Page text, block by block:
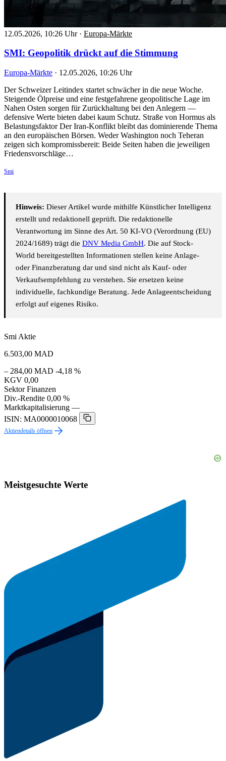
12.05.2026, 10:26 Uhr · Europa-Märkte
SMI: Geopolitik drückt auf die Stimmung
Europa-Märkte · 12.05.2026, 10:26 Uhr
Der Schweizer Leitindex startet schwächer in die neue Woche.
Steigende Ölpreise und eine festgefahrene geopolitische Lage im
Nahen Osten sorgen für Zurückhaltung bei den Anlegern —
defensive Werte bieten dabei kaum Schutz. Straße von Hormus als
Belastungsfaktor Der Iran-Konflikt bleibt das dominierende Thema
an den europäischen Börsen. Weder Washington noch Teheran
zeigen sich kompromissbereit: Beide Seiten haben die jeweiligen
Friedensvorschläge…
Smi
Hinweis: Dieser Artikel wurde mithilfe Künstlicher Intelligenz
erstellt und redaktionell geprüft. Die redaktionelle
Verantwortung im Sinne des Art. 50 KI-VO (Verordnung (EU)
2024/1689) trägt die DNV Media GmbH. Die auf Stock-
World bereitgestellten Informationen stellen keine Anlage-
oder Finanzberatung dar und sind nicht als Kauf- oder
Verkaufsempfehlung zu verstehen. Sie ersetzen keine
individuelle, fachkundige Beratung. Jede Anlageentscheidung
erfolgt auf eigenes Risiko.
Smi Aktie
6.503,00 MAD
– 284,00 MAD -4,18 %
KGV 0,00
Sektor Finanzen
Div.-Rendite 0,00 %
Marktkapitalisierung —
ISIN: MA0000010068
Aktiendetails öffnen
Meistgesuchte Werte